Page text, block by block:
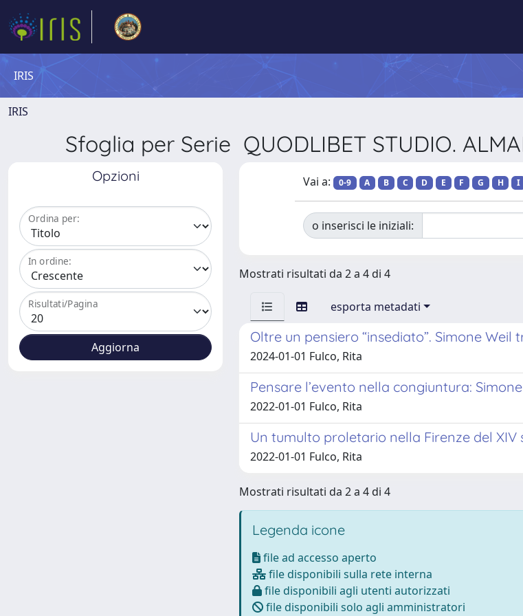
IRIS
IRIS
Sfoglia per Serie QUODLIBET STUDIO.
Opzioni
Ordina per:
In ordine:
Risultati/Pagina
Vai a: 0-9 A B C D E F G H I
o inserisci le iniziali:
Mostrati risultati da 2 a 4 di 4
esporta metadati
Oltre un pensiero “insediato”. Simone
2024-01-01 Fulco, Rita
Pensare l’evento nella congiuntura:
2022-01-01 Fulco, Rita
Un tumulto proletario nella Firenze del XIV
2022-01-01 Fulco, Rita
Mostrati risultati da 2 a 4 di 4
Legenda icone
file ad accesso aperto
file disponibili sulla rete interna
file disponibili agli utenti autorizzati
file disponibili solo agli amministratori